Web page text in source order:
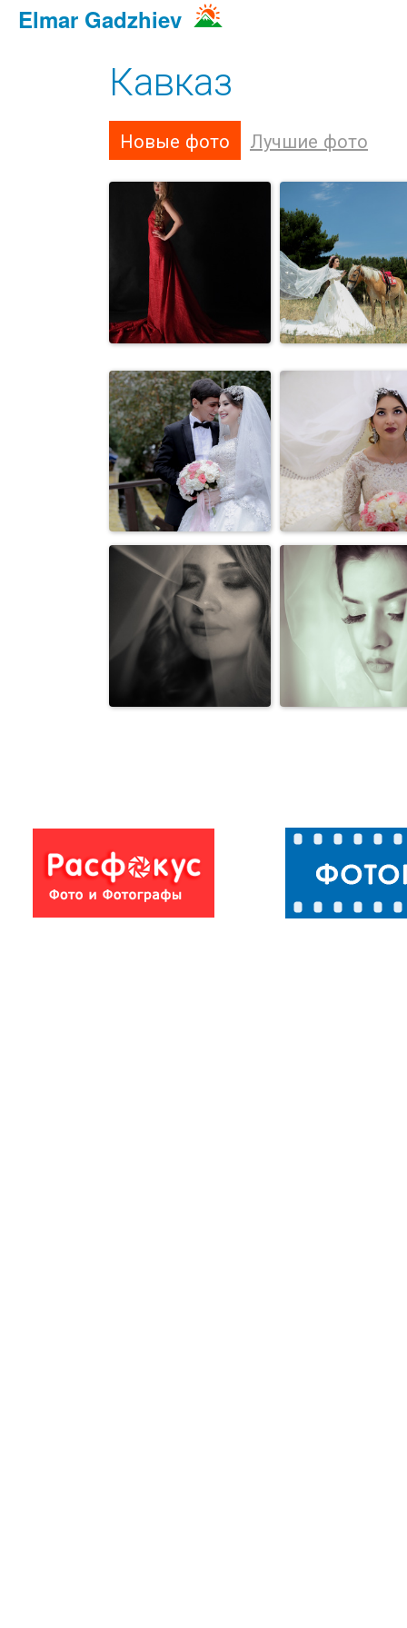
Elmar Gadzhiev
Кавказ
Новые фото Лучшие фото
Фотография в
студии
Wedding
Wedding Photo Wedding
Wedding Photo Wedding